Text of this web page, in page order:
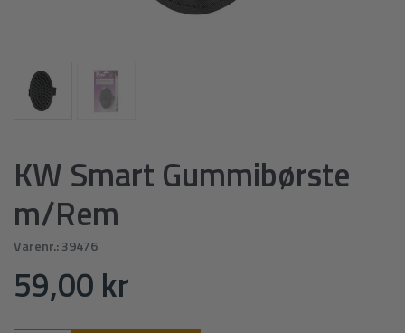
KW Smart Gummibørste
m/Rem
Varenr.:39476
59,00 kr